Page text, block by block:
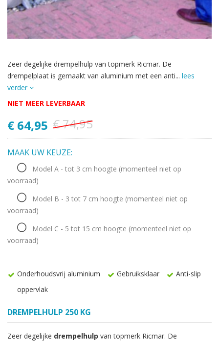
Zeer degelijke drempelhulp van topmerk Ricmar. De
drempelplaat is gemaakt van aluminium met een anti... lees
verder
NIET MEER LEVERBAAR
€ 64,95 € 74,95
MAAK UW KEUZE:
Model A - tot 3 cm hoogte (momenteel niet op
voorraad)
Model B - 3 tot 7 cm hoogte (momenteel niet op
voorraad)
Model C - 5 tot 15 cm hoogte (momenteel niet op
voorraad)
Onderhoudsvrij aluminium Gebruiksklaar
Anti-slip
oppervlak
DREMPELHULP 250 KG
Zeer degelijke drempelhulp van topmerk Ricmar. De